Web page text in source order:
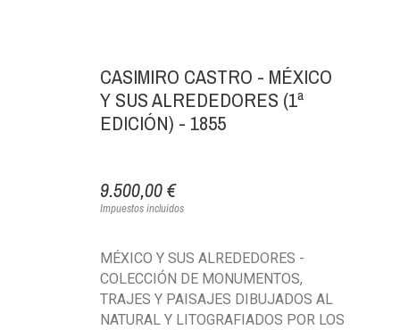
CASIMIRO CASTRO - MÉXICO
Y SUS ALREDEDORES (1ª
EDICIÓN) - 1855
9.500,00 €
Impuestos incluidos
MÉXICO Y SUS ALREDEDORES -
COLECCIÓN DE MONUMENTOS,
TRAJES Y PAISAJES DIBUJADOS AL
NATURAL Y LITOGRAFIADOS POR LOS